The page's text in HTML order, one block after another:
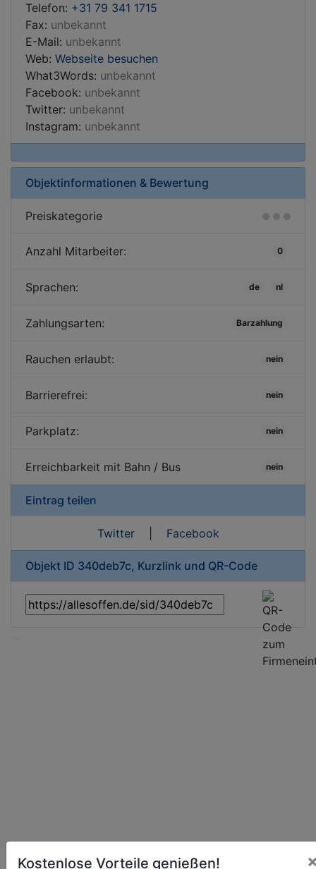
Telefon: +31 79 341 1715
Fax: unbekannt
E-Mail: unbekannt
Web: Webseite besuchen
What3Words: unbekannt
Facebook: unbekannt
Twitter: unbekannt
Instagram: unbekannt
Objektinformationen & Bewertung
Preiskategorie
Anzahl Mitarbeiter: 0
Sprachen: de nl
Zahlungsarten: Barzahlung
Rauchen erlaubt: nein
Barrierefrei: nein
Parkplatz: nein
Erreichbarkeit mit Bahn / Bus nein
Eintrag teilen
Twitter| Facebook
Objekt ID 340deb7c, Kurzlink und QR-Code
Kostenlose Vorteile genießen!